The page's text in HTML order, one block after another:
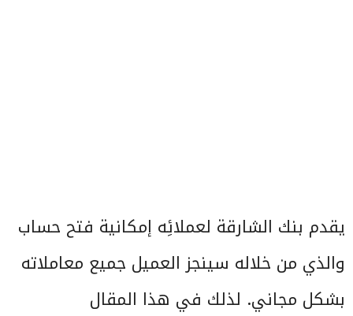
يقدم بنك الشارقة لعملائِه إمكانية فتح حساب
والذي من خلاله سينجز العميل جميع معاملاته
بشكل مجاني. لذلك في هذا المقال